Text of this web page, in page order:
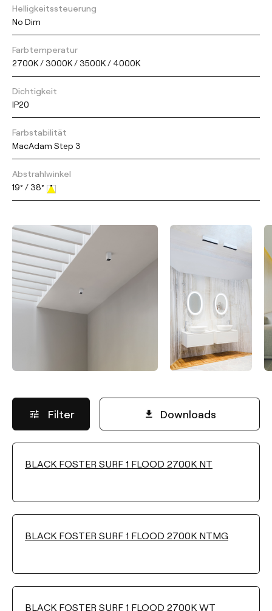
Helligkeitssteuerung
No Dim
Farbtemperatur
2700K / 3000K / 3500K / 4000K
Dichtigkeit
IP20
Farbstabilität
MacAdam Step 3
Abstrahlwinkel
19° / 38°
Filter Downloads
LICHTSTROM
Wählen
BLACK FOSTER SURF 1 FLOOD 2700K NT
BLACK FOSTER SURF 1 FLOOD 2700K NTMG
BLACK FOSTER SURF 1 FLOOD 2700K WT